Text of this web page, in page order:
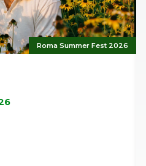
Roma Summer Fest 2026